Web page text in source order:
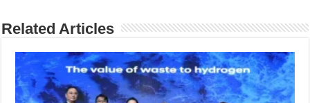
Related Articles